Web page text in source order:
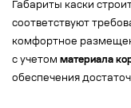
Габариты каски
соответствуют
комфортное
с учетом материала
обеспечения